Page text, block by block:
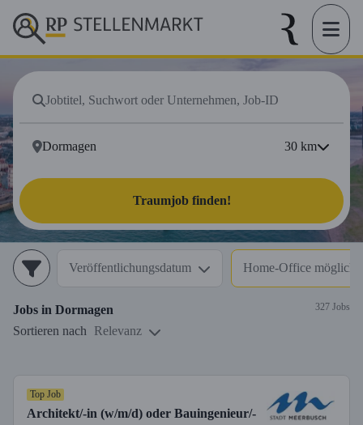
30 km
Traumjob finden!
Veröffentlichungsdatum Home-Office möglich
Jobs in Dormagen 327 Jobs
Sortieren nach Relevanz
Top Job
Architekt/-in (w/m/d) oder Bauingenieur/-